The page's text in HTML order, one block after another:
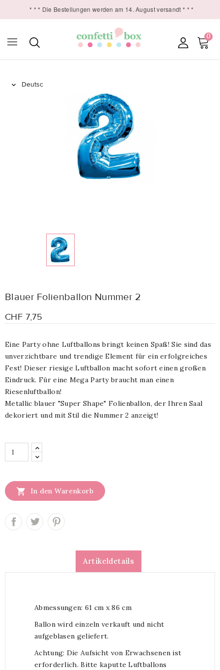
* * * Die Bestellungen werden am 14. August versandt * * *
0

Blauer Folienballon Nummer 2
CHF 7,75
Eine Party ohne Luftballons bringt keinen Spaß! Sie sind das
unverzichtbare und trendige Element für ein erfolgreiches
Fest! Dieser riesige Luftballon macht sofort einen großen
Eindruck. Für eine Mega Party braucht man einen
Riesenluftballon!
Metallic blauer "Super Shape" Folienballon, der Ihren Saal
dekoriert und mit Stil die Nummer 2 anzeigt!
 In den Warenkorb
Artikeldetails
Abmessungen: 61 cm x 86 cm
Ballon wird einzeln verkauft und nicht
aufgeblasen geliefert.
Achtung: Die Aufsicht von Erwachsenen ist
erforderlich. Bitte kaputte Luftballons